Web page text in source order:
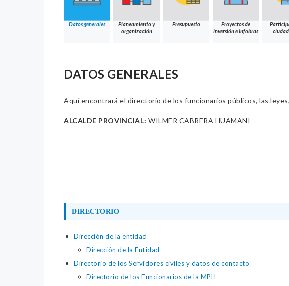
Datos generales
Planeamiento y
organización
Presupuesto
Proyectos de
inversión e Infobras
DATOS GENERALES
Aquí encontrará el directorio de los funcionarios públicos, las
ALCALDE PROVINCIAL: WILMER CABRERA HUAMANI
DIRECTORIO
Dirección de la entidad
Dirección de la Entidad
Directorio de los Servidores civiles y datos de contacto
Directorio de los Funcionarios de la MPH